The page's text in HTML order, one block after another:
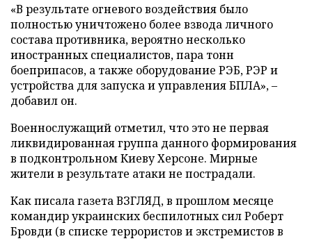
«В результате огневого воздействия было
полностью уничтожено более взвода личного
состава противника, вероятно несколько
иностранных специалистов, пара тонн
боеприпасов, а также оборудование РЭБ, РЭР и
устройства для запуска и управления БПЛА», –
добавил он.
Военнослужащий отметил, что это не первая
ликвидированная группа данного формирования
в подконтрольном Киеву Херсоне. Мирные
жители в результате атаки не пострадали.
Как писала газета ВЗГЛЯД, в прошлом месяце
командир украинских беспилотных сил Роберт
Бровди (в списке террористов и экстремистов в